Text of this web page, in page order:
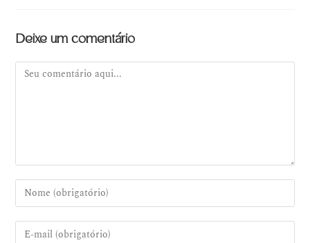
Deixe um comentário